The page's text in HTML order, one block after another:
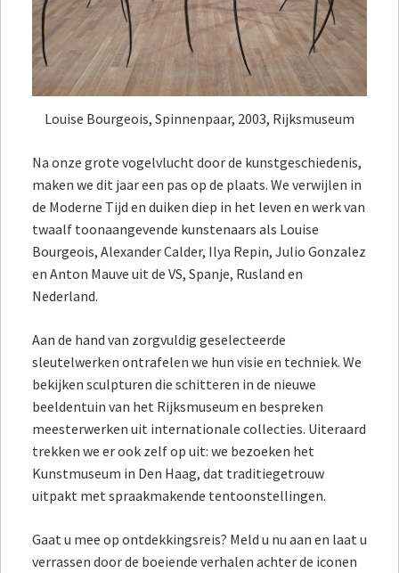
Louise Bourgeois, Spinnenpaar, 2003, Rijksmuseum
Na onze grote vogelvlucht door de kunstgeschiedenis,
maken we dit jaar een pas op de plaats. We verwijlen in
de Moderne Tijd en duiken diep in het leven en werk van
twaalf toonaangevende kunstenaars als Louise
Bourgeois, Alexander Calder, Ilya Repin, Julio Gonzalez
en Anton Mauve uit de VS, Spanje, Rusland en
Nederland.
Aan de hand van zorgvuldig geselecteerde
sleutelwerken ontrafelen we hun visie en techniek. We
bekijken sculpturen die schitteren in de nieuwe
beeldentuin van het Rijksmuseum en bespreken
meesterwerken uit internationale collecties. Uiteraard
trekken we er ook zelf op uit: we bezoeken het
Kunstmuseum in Den Haag, dat traditiegetrouw
uitpakt met spraakmakende tentoonstellingen.
Gaat u mee op ontdekkingsreis? Meld u nu aan en laat u
verrassen door de boeiende verhalen achter de iconen